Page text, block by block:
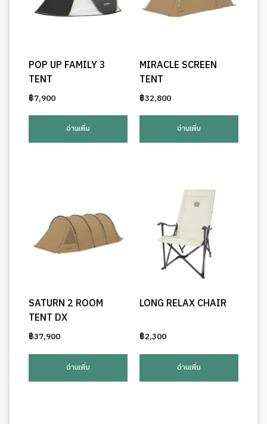
POP UP FAMILY 3
TENT
฿7,900
อ่านเพิ่ม
MIRACLE SCREEN
TENT
฿32,800
อ่านเพิ่ม
SATURN 2 ROOM
TENT DX
฿37,900
อ่านเพิ่ม
LONG RELAX CHAIR
฿2,300
อ่านเพิ่ม